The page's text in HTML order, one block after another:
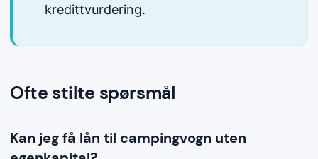
kredittvurdering.
Ofte stilte spørsmål
Kan jeg få lån til campingvogn uten